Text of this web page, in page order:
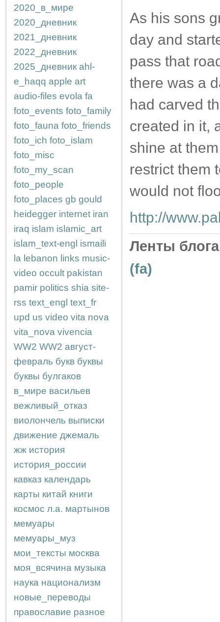
2020_в_мире
2020_дневник
2021_дневник
2022_дневник
2025_дневник ahl-
e_haqq apple art
audio-files evola fa
foto_events foto_family
foto_fauna foto_friends
foto_ich foto_islam
foto_misc
foto_my_scan
foto_people
foto_places gb gould
heidegger internet iran
iraq islam islamic_art
islam_text-engl ismaili
la lebanon links music-
video occult pakistan
pamir politics shia site-
rss text_engl text_fr
upd us video vita nova
vita_nova vivencia
WW2 WW2 август-
февраль букв буквы
буквы булгаков
в_мире васильев
вежливый_отказ
виолончель выписки
движение джемаль
жж история
история_россии
кавказ календарь
карты китай книги
космос л.а. мартынов
мемуары
мемуары_муз
мои_тексты москва
моя_всячина музыка
наука национализм
новые_переводы
православие разное
As his sons
day and
pass that
there was a
had carved
created in it,
shine at
restrict them
would not
http://
Ленты
(fa)